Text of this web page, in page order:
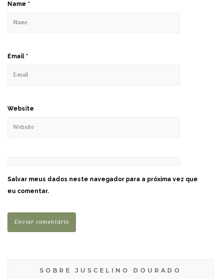
Name *
Email *
Website
Salvar meus dados neste navegador para a próxima vez que
eu comentar.
SOBRE JUSCELINO DOURADO